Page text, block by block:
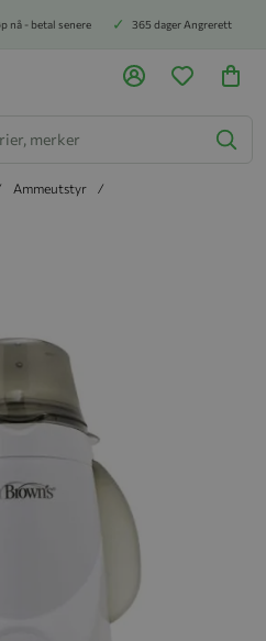
nå - betal senere 365 dager Angrerett
Ammeutstyr